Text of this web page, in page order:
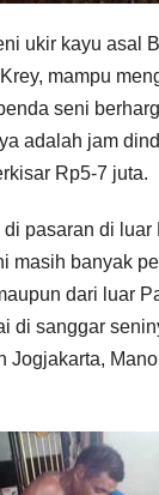
ukir kayu asal
mampu
seni
adalah jam
Rp5-7 juta.
di pasaran di
masih banyak
dari luar
di sanggar
Jogjakarta,